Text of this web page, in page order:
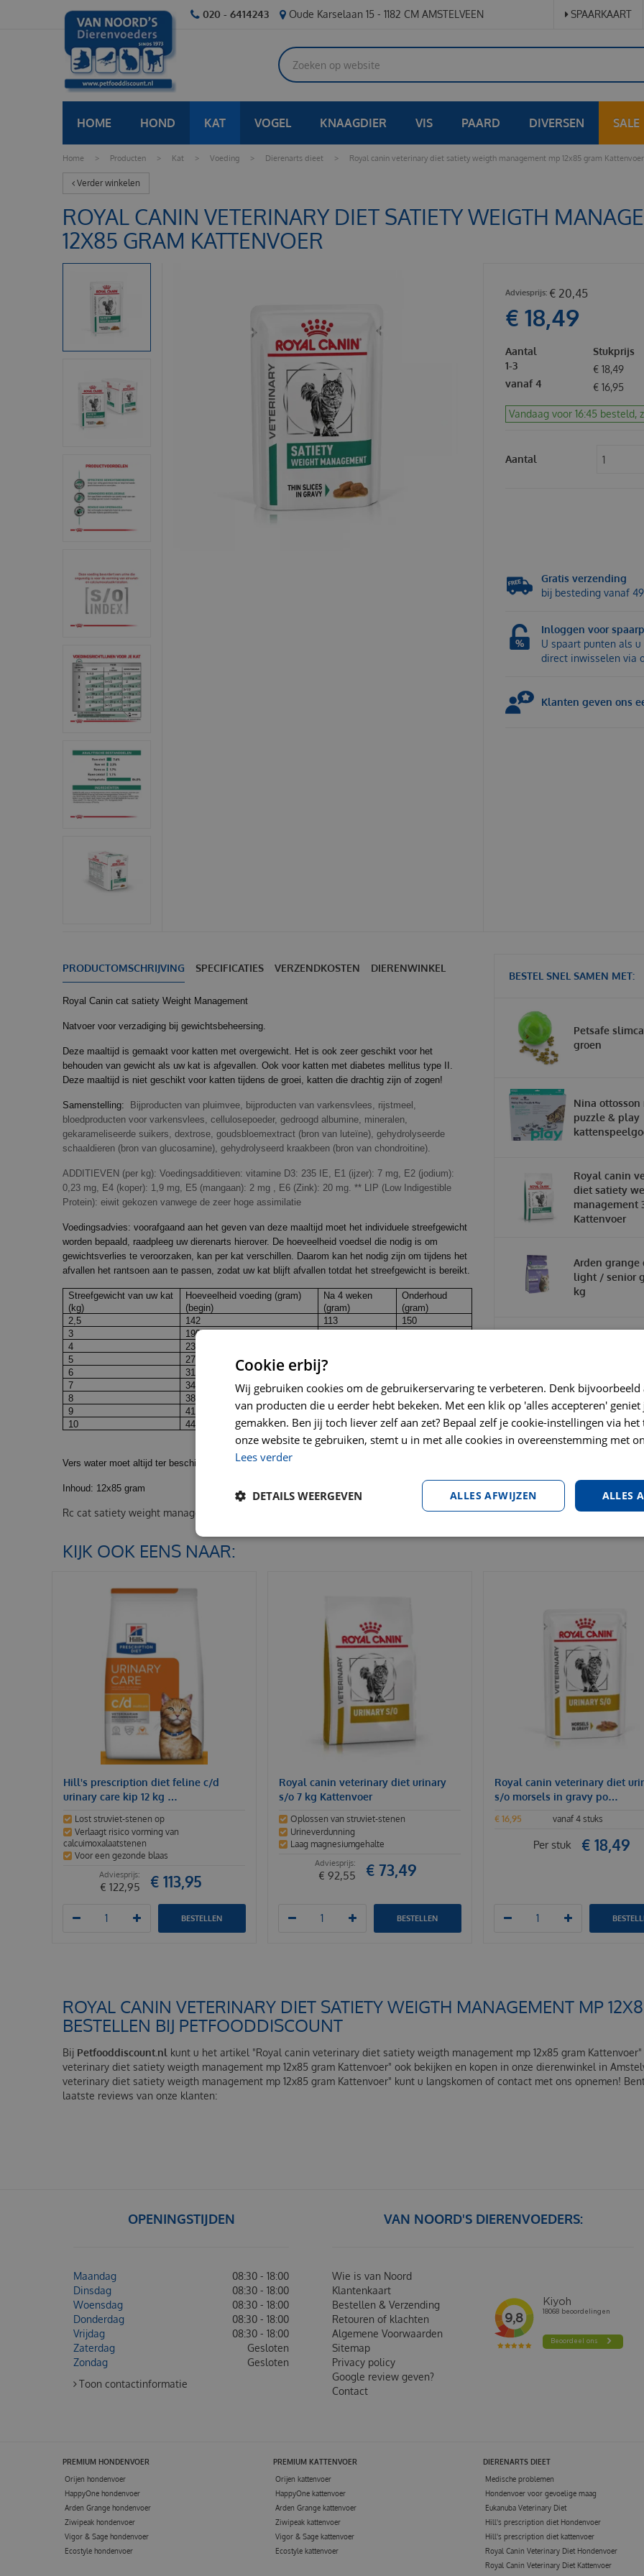
Home > Producten > Kat > Voeding > Dierenarts dieet > Royal canin veterinary diet satiety weigth management mp 12x85 gram Kattenvoer
020 - 6414243 Oude Karselaan 15 - 1182 CM AMSTELVEEN SPAARKAART
HOME HOND KAT VOGEL KNAAGDIER VIS PAARD DIVERSEN SALE
Verder winkelen
ROYAL CANIN VETERINARY DIET SATIETY WEIGTH
12X85 GRAM KATTENVOER
€ 20,45
€ 18,49
Aantal
Stukprijs
1-3
€ 18,49
vanaf 4
€ 16,95
Vandaag voor 16:45 besteld,
Aantal
Gratis verzending
bij besteding vanaf
Inloggen voor
U spaart punten als
direct inwisselen via
Klanten geven ons
PRODUCTOMSCHRIJVING SPECIFICATIES VERZENDKOSTEN DIERENWINKEL
Royal Canin cat satiety Weight Management
Natvoer voor verzadiging bij gewichtsbeheersing.
Deze maaltijd is gemaakt voor katten met overgewicht. Het is ook zeer geschikt voor het
behouden van gewicht als uw kat is afgevallen. Ook voor katten met diabetes mellitus type II.
Deze maaltijd is niet geschikt voor katten tijdens de groei, katten die drachtig zijn of zogen!
Samenstelling:
Bijproducten van pluimvee, bijproducten van varkensvlees, rijstmeel,
bloedproducten voor varkensvlees, cellulosepoeder, gedroogd albumine, mineralen,
gekarameliseerde suikers, dextrose, goudsbloemextract (bron van luteïne), gehydrolyseerde
schaaldieren (bron van glucosamine), gehydrolyseerd kraakbeen (bron van chondroitine).
ADDITIEVEN (per kg): Voedingsadditieven: vitamine D3: 235 IE, E1 (ijzer): 7 mg, E2 (jodium):
0,23 mg, E4 (koper): 1,9 mg, E5 (mangaan): 2 mg , E6 (Zink): 20 mg. ** LIP (Low Indigestible
Protein): eiwit gekozen vanwege de zeer hoge assimilatie
Voedingsadvies: voorafgaand aan het geven van deze maaltijd moet het individuele streefgewicht
worden bepaald, raadpleeg uw dierenarts hierover. De hoeveelheid voedsel die nodig is om
gewichtsverlies te veroorzaken, kan per kat verschillen. Daarom kan het nodig zijn om tijdens het
afvallen het rantsoen aan te passen, zodat uw kat blijft afvallen totdat het streefgewicht is bereikt.
Streefgewicht van uw kat
(kg)
Hoeveelheid voeding (gram)
(begin)
Na 4 weken
(gram)
Onderhoud
(gram)
2,5
142 113
150
3
190
4
233
5
273 216
6
311 246
7
347 275
365
8
381
405
9
414 328
440
10
447 354 470
Vers water moet altijd ter beschikking staan.
Inhoud: 12x85 gram
Rc cat satiety weight management mp 12x85 gram
BESTEL SNEL SAMEN MET:
Petsafe
groen
Nina
puzzle & play
Royal canin
diet satiety
management
Kattenvoer
Arden grange
light / senior
kg
KIJK OOK EENS NAAR:
Hill's prescription diet feline c/d
urinary care kip 12 kg …
Lost struviet-stenen op
Verlaagt risico vorming van
calcuimoxalaatstenen
Voor een gezonde blaas
€ 122,95 € 113,95
BESTELLEN
Royal canin veterinary diet urinary
s/o 7 kg Kattenvoer
Oplossen van struviet-stenen
Urineverdunning
Laag magnesiumgehalte
€ 92,55 € 73,49
BESTELLEN
Royal canin veterinary diet
s/o morsels in gravy po…
vanaf 4 stuks
€ 16,95
€ 18,49
Per stuk
ROYAL CANIN VETERINARY DIET SATIETY WEIGTH MANAGEMENT MP
BESTELLEN BIJ PETFOODDISCOUNT
Bij Petfooddiscount.nl kunt u het artikel "Royal canin veterinary diet satiety weigth management mp 12x85 gram
veterinary diet satiety weigth management mp 12x85 gram Kattenvoer" ook bekijken en kopen in onze dierenwinkel in
veterinary diet satiety weigth management mp 12x85 gram Kattenvoer" kunt u langskomen of contact met ons opnemen!
laatste reviews van onze klanten:
OPENINGSTIJDEN
Maandag
08:30 - 18:00
Dinsdag
08:30 - 18:00
Woensdag
08:30 - 18:00
Donderdag
08:30 - 18:00
Vrijdag
08:30 - 18:00
Zaterdag
Gesloten
Zondag
Gesloten
Toon contactinformatie
VAN NOORD'S DIERENVOEDERS:
Wie is van Noord
Klantenkaart
Bestellen & Verzending
Retouren of klachten
Algemene Voorwaarden
Sitemap
Privacy policy
Google review geven?
Contact
PREMIUM HONDENVOER
Orijen hondenvoer
HappyOne hondenvoer
Arden Grange hondenvoer
Ziwipeak hondenvoer
Vigor & Sage hondenvoer
Ecostyle hondenvoer
PREMIUM KATTENVOER
Orijen kattenvoer
HappyOne kattenvoer
Arden Grange kattenvoer
Ziwipeak kattenvoer
Vigor & Sage kattenvoer
Ecostyle kattenvoer
DIERENARTS DIEET
Medische problemen
Hondenvoer voor gevoelige maag
Eukanuba Veterinary Diet
Hill's prescription diet Hondenvoer
Hill's prescription diet kattenvoer
Royal Canin Veterinary Diet Hondenvoer
Royal Canin Veterinary Diet Kattenvoer
Cookie erbij?
Wij gebruiken cookies om de gebruikerservaring te verbeteren. Denk bijvoorbeeld
van producten die u eerder hebt bekeken. Met een klik op 'alles accepteren' geniet
gemakken. Ben jij toch liever zelf aan zet? Bepaal zelf je cookie-instellingen via
onze website te gebruiken, stemt u in met alle cookies in overeenstemming met
Lees verder
ALLES
ALLES AFWIJZEN
DETAILS WEERGEVEN